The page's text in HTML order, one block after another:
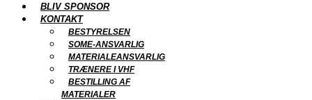
BLIV SPONSOR
KONTAKT
BESTYRELSEN
SOME-ANSVARLIG
MATERIALEANSVARLIG
TRÆNERE I VHF
BESTILLING AF
MATERIALER